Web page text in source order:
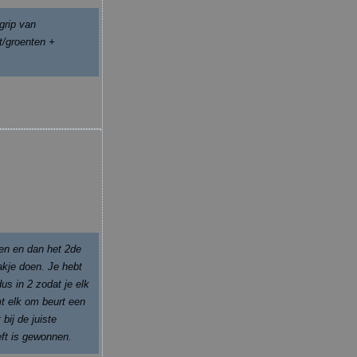
van
groenten +
en dan het 2de
doen. Je hebt
in 2 zodat je elk
elk om beurt een
bij de juiste
is gewonnen.